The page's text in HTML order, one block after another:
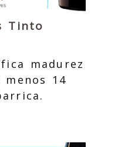
Tinto
madurez
14